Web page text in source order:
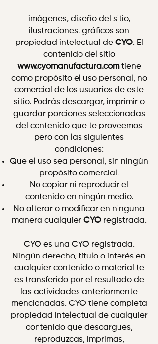
imágenes, diseño del sitio,
ilustraciones, gráficos son
propiedad intelectual de CYO. El
contenido del sitio
www.cyomanufactura.comtiene
como propósito el uso personal, no
comercial de los usuarios de este
sitio. Podrás descargar, imprimir o
guardar porciones seleccionadas
del contenido que te proveemos
pero con las siguientes
condiciones:
Que el uso sea personal, sin ningún
propósito comercial.
No copiar ni reproducir el
contenido en ningún medio.
No alterar o modificar en ninguna
manera cualquier CYOregistrada.
CYO es una CYO registrada.
Ningún derecho, título o interés en
cualquier contenido o material te
es transferido por el resultado de
las actividades anteriormente
mencionadas. CYO tiene completa
propiedad intelectual de cualquier
contenido que descargues,
reproduzcas, imprimas,